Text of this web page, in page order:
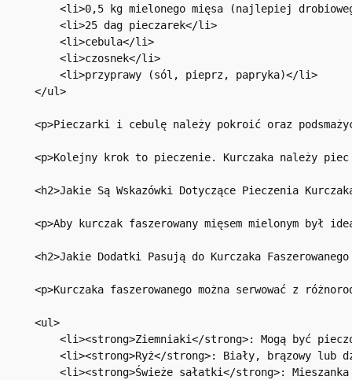
<li>0,5 kg mielonego mięsa (najlepiej
    <li>25 dag pieczarek</li>
    <li>cebula</li>
    <li>czosnek</li>
    <li>przyprawy (sól, pieprz, papryka)</li>
</ul>
<p>Pieczarki i cebulę należy pokroić oraz
<p>Kolejny krok to pieczenie. Kurczaka należy piec
<h2>Jakie Są Wskazówki Dotyczące Pieczenia
<p>Aby kurczak faszerowany mięsem mielonym
<h2>Jakie Dodatki Pasują do Kurczaka Faszerowanego
<p>Kurczaka faszerowanego można serwować z
<ul>
<li><strong>Ziemniaki</strong>: Mogą być
<li><strong>Ryż</strong>: Biały, brązowy lub
<li><strong>Świeże sałatki</strong>: